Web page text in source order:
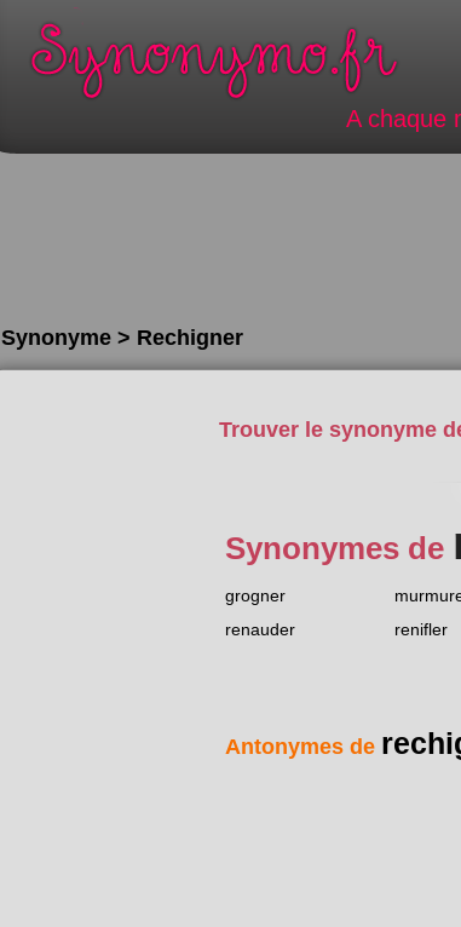
A chaque
Synonyme > Rechigner
Trouver le synonyme
Synonymes de
grogner
renauder
renifler
Antonymes de